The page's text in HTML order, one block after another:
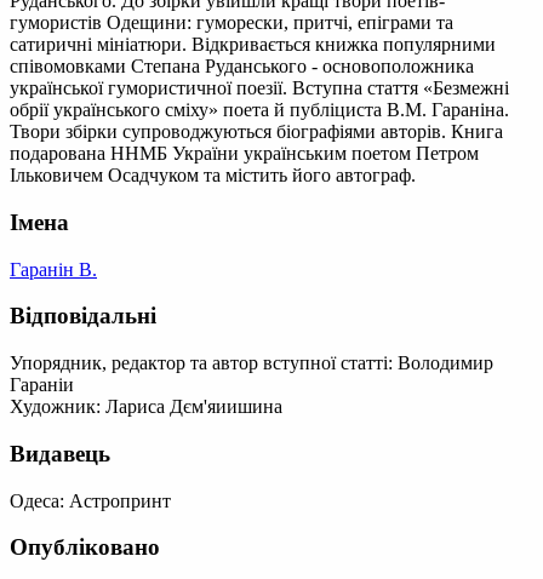
гумористів Одещини: гуморески, притчі, епіграми та
сатиричні мініатюри. Відкривається книжка популярними
співомовками Степана Руданського - основоположника
української гумористичної поезії. Вступна стаття «Безмежні
обрії українського сміху» поета й публіциста В.М. Гараніна.
Твори збірки супроводжуються біографіями авторів. Книга
подарована ННМБ України українським поетом Петром
Ільковичем Осадчуком та містить його автограф.
Імена
Гаранін В.
Відповідальні
Упорядник, редактор та автор вступної статті: Володимир
Гараніи
Художник: Лариса Дєм'яиишина
Видавець
Одеса: Астропринт
Опубліковано